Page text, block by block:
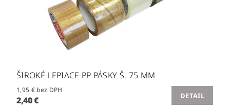
ŠIROKÉ LEPIACE PP PÁSKY Š. 75 MM
1,95 € bez DPH
2,40 € DETAIL